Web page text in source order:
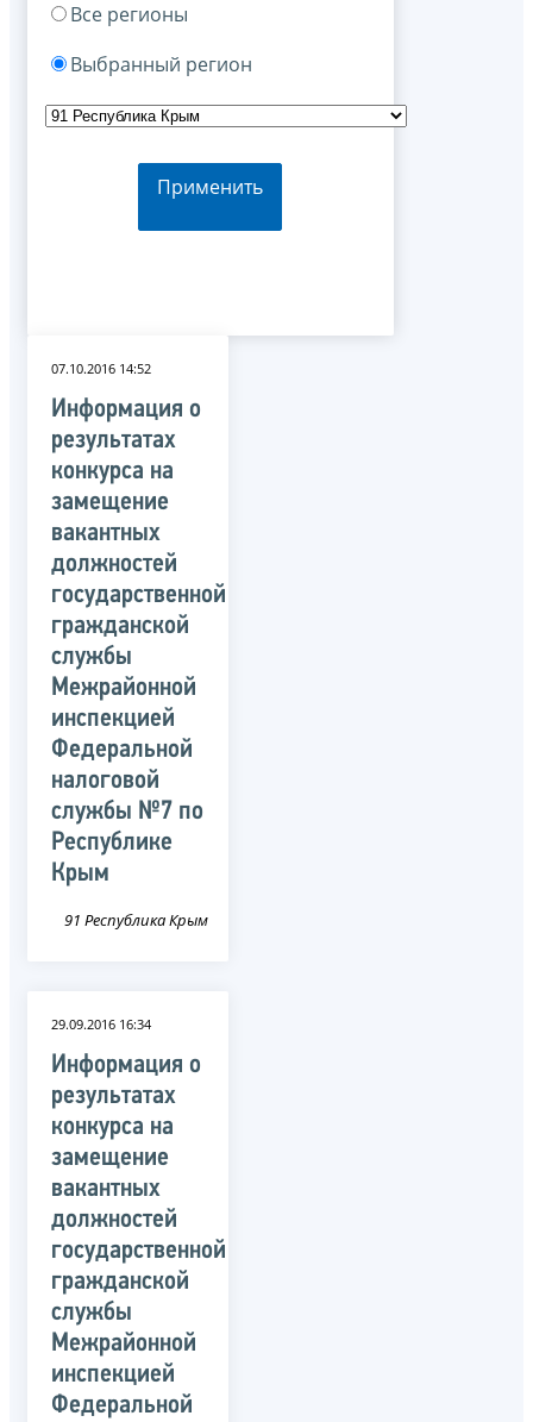
Все регионы
Выбранный регион
Применить
07.10.2016 14:52
Информация о
результатах
конкурса на
замещение
вакантных
должностей
государственной
гражданской
службы
Межрайонной
инспекцией
Федеральной
налоговой
службы №7 по
Республике
Крым
91 Республика Крым
29.09.2016 16:34
Информация о
результатах
конкурса на
замещение
вакантных
должностей
государственной
гражданской
службы
Межрайонной
инспекцией
Федеральной